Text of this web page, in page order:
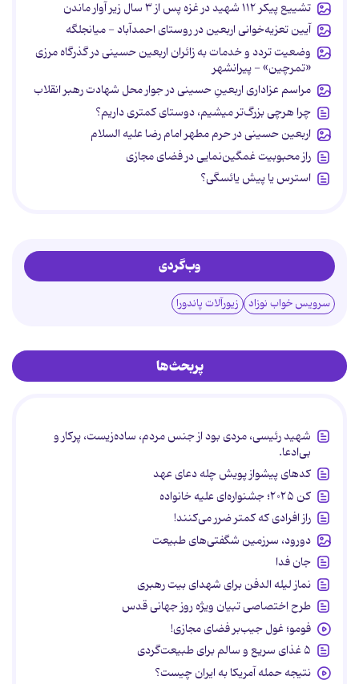
تشییع پیکر ۱۱۲ شهید در غزه پس از ۳ سال زیر آوار ماندن
آیین تعزیه‌خوانی اربعین در روستای احمدآباد - میانجلگه
وضعیت تردد و خدمات به زائران اربعین حسینی در گذرگاه مرزی
«تمرچین» - پیرانشهر
مراسم عزاداری اربعینِ حسینی در جوار محل شهادت رهبر انقلاب
چرا هرچی بزرگ‌تر میشیم، دوستای کمتری داریم؟
اربعین حسینی در حرم مطهر امام رضا علیه السلام
راز محبوبیت غمگین‌نمایی در فضای مجازی
استرس یا پیش یائسگی؟
وب‌گردی
سرویس خواب نوزاد زیورآلات پاندورا
پربحث‌ها
شهید رئیسی، مردی بود از جنس مردم، ساده‌زیست، پرکار و
بی‌ادعا.
کدهای پیشواز پویش چله دعای عهد
کن ۲۰۲۵؛ جشنواره‌ای علیه خانواده
راز افرادی که کمتر ضرر می‌کنند!
دورود، سرزمین شگفتی‌های طبیعت
جان فدا
نماز لیله الدفن برای شهدای بیت رهبری
طرح اختصاصی تبیان ویژه روز جهانی قدس
فومو؛ غول جیب‌بر فضای مجازی!
۵ غذای سریع و سالم برای طبیعت‌گردی
نتیجه حمله آمریکا به ایران چیست؟